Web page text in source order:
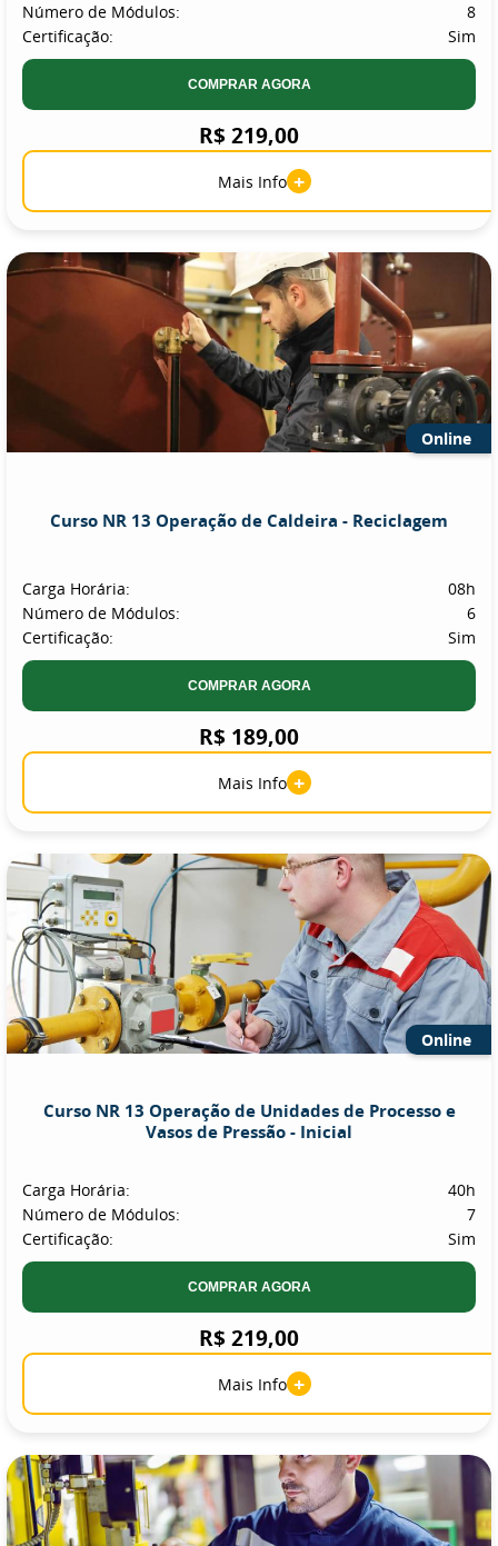
Número de Módulos:
8
Certificação:
Sim
COMPRAR AGORA
R$ 219,00
Mais Info +
Online
Curso NR 13 Operação de Caldeira - Reciclagem
Carga Horária:
08h
Número de Módulos:
6
Certificação:
Sim
COMPRAR AGORA
R$ 189,00
Mais Info +
Online
Curso NR 13 Operação de Unidades de Processo e
Vasos de Pressão - Inicial
Carga Horária:
40h
Número de Módulos:
7
Certificação:
Sim
COMPRAR AGORA
R$ 219,00
Mais Info +